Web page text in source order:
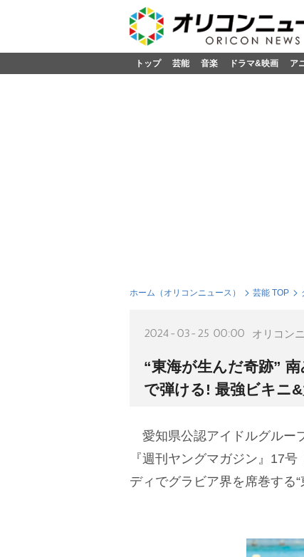
トップ 芸能 音楽 ドラマ&映画 ア
ホーム（オリコンニュース） 芸能 TOP
2024-03-25 00:00 オリコン
“東海が生んだ奇跡”
で弾ける! 最強ビキニ
愛知県公認アイドルグルー
『週刊ヤングマガジン』17
ディでグラビア界を席巻する